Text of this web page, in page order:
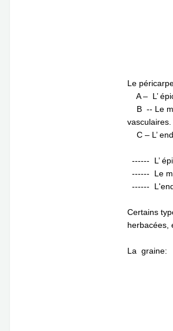
Le
A – L’
B -- Le
vasculaires.
C – L’
------ L’
------ Le
------
Certains
herbacées,
La graine: